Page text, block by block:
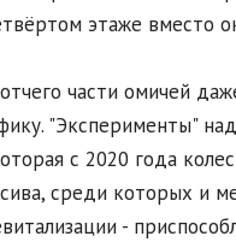
этаже вместо
части омичей
"Эксперименты"
с 2020 года
среди которых и
-